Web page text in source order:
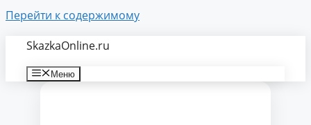
Перейти к содержимому
SkazkaOnline.ru
Меню